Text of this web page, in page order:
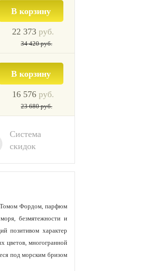
22 373 руб.
34 420руб.
16 576 руб.
23 680руб.
Система
скидок
Томом Фордом, парфюм
безмятежности и
позитивом характер
цветов, многогранной
под морским бризом